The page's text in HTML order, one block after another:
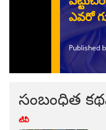
సంబంధిత
టీవీ